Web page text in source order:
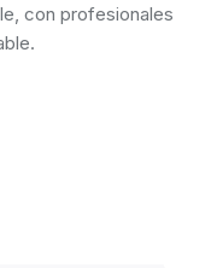
con profesionales